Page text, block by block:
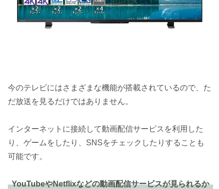
今のテレビにはさまざまな機能が搭載されているので、た
だ放送を見るだけではありません。
インターネットに接続して動画配信サービスを利用した
り、ゲームをしたり、SNSをチェックしたりすることも
可能です。
YouTubeやNetflixなどの動画配信サービスが見られるか